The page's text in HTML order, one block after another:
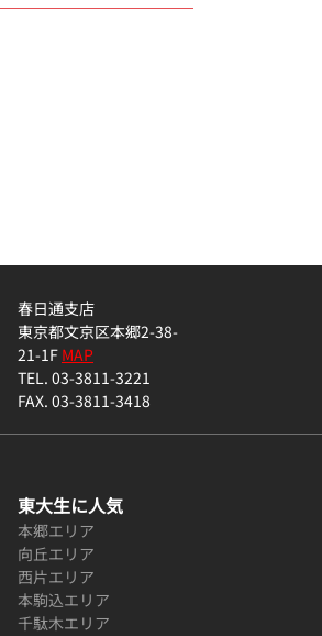
春日通支店
東京都文京区本郷2-38-
21-1FMAP
TEL. 03-3811-3221
FAX. 03-3811-3418
東大生に人気
本郷エリア
向丘エリア
西片エリア
本駒込エリア
千駄木エリア